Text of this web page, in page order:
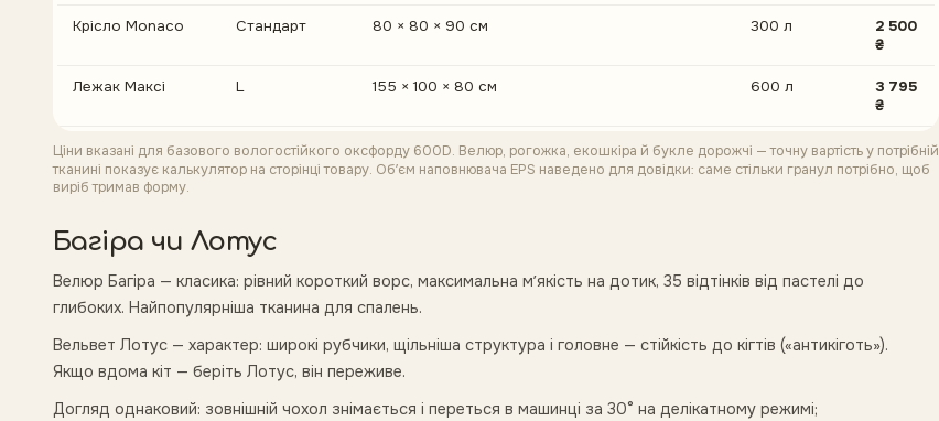
Крісло Monaco Стандарт 80 × 80 × 90 см 300 л
2 500
₴
Лежак Максі L 155 × 100 × 80 см 600 л
3 795
₴
Ціни вказані для базового вологостійкого оксфорду 600D. Велюр, рогожка, екошкіра й букле дорожчі — точну вартість у потрібній
тканині показує калькулятор на сторінці товару. Обʼєм наповнювача EPS наведено для довідки: саме стільки гранул потрібно, щоб
виріб тримав форму.
Багіра чи Лотус
Велюр Багіра — класика: рівний короткий ворс, максимальна мʼякість на дотик, 35 відтінків від пастелі до
глибоких. Найпопулярніша тканина для спалень.
Вельвет Лотус — характер: широкі рубчики, щільніша структура і головне — стійкість до кігтів («антикіготь»).
Якщо вдома кіт — беріть Лотус, він переживе.
Догляд однаковий: зовнішній чохол знімається і переться в машинці за 30° на делікатному режимі;